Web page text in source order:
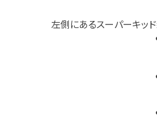
左側にあるスーパーキッ